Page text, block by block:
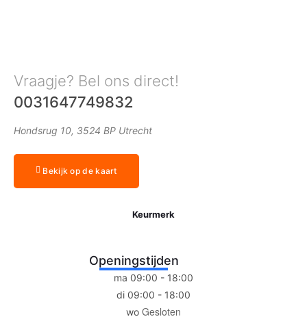
Vraagje? Bel ons direct!
0031647749832
Hondsrug 10, 3524 BP Utrecht
Bekijk op de kaart
Keurmerk
Openingstijden
ma 09:00 - 18:00
di 09:00 - 18:00
wo Gesloten